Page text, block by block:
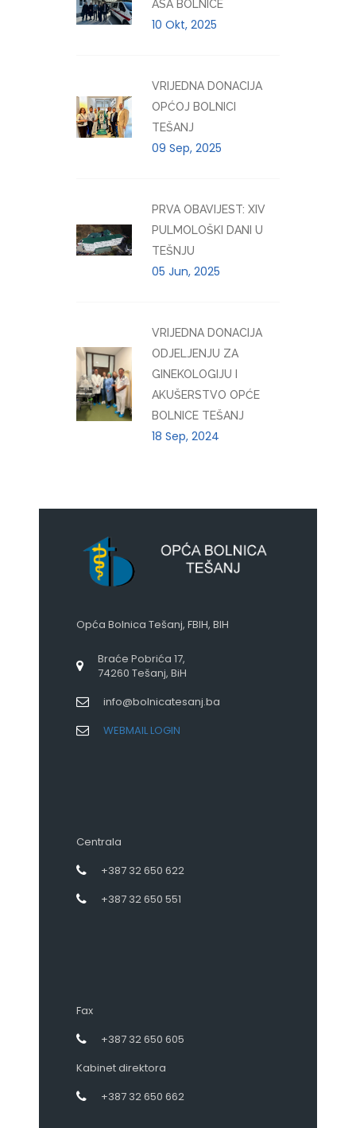
ASA BOLNICE
10 Okt, 2025
VRIJEDNA DONACIJA
OPĆOJ BOLNICI
TEŠANJ
09 Sep, 2025
PRVA OBAVIJEST: XIV
PULMOLOŠKI DANI U
TEŠNJU
05 Jun, 2025
VRIJEDNA DONACIJA
ODJELJENJU ZA
GINEKOLOGIJU I
AKUŠERSTVO OPĆE
BOLNICE TEŠANJ
18 Sep, 2024
Opća Bolnica Tešanj, FBIH, BIH
Braće Pobrića 17,
74260 Tešanj, BiH
info@bolnicatesanj.ba
WEBMAIL LOGIN
Centrala
+387 32 650 622
+387 32 650 551
Fax
+387 32 650 605
Kabinet direktora
+387 32 650 662